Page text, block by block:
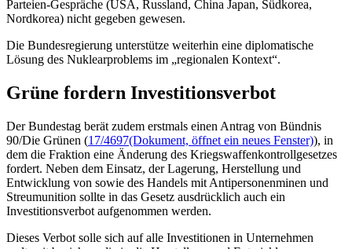
Parteien-Gespräche (USA, Russland, China Japan, Südkorea,
Nordkorea) nicht gegeben gewesen.
Die Bundesregierung unterstütze weiterhin eine diplomatische
Lösung des Nuklearproblems im „regionalen Kontext“.
Grüne fordern Investitionsverbot
Der Bundestag berät zudem erstmals einen Antrag von Bündnis
90/Die Grünen (17/4697(Dokument, öffnet ein neues Fenster)), in
dem die Fraktion eine Änderung des Kriegswaffenkontrollgesetzes
fordert. Neben dem Einsatz, der Lagerung, Herstellung und
Entwicklung von sowie des Handels mit Antipersonenminen und
Streumunition sollte in das Gesetz ausdrücklich auch ein
Investitionsverbot aufgenommen werden.
Dieses Verbot solle sich auf alle Investitionen in Unternehmen